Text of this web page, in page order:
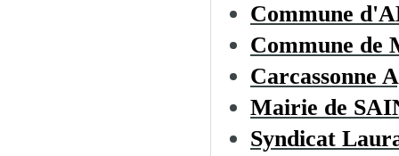
Commune
Commune
Carcassonne
Mairie de
Syndicat